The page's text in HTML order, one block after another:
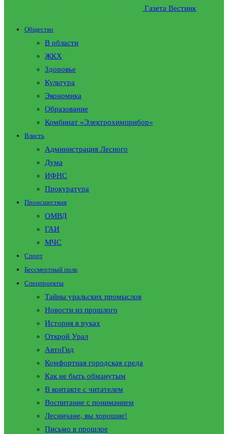
Газета Вестник
Общество
В области
ЖКХ
Здоровье
Культура
Экономика
Образование
Комбинат «Электрохимприбор»
Власть
Администрация Лесного
Дума
ИФНС
Прокуратура
Происшествия
ОМВД
ГАИ
МЧС
Спорт
Бессмертный полк
Спецпроекты
Тайны уральских промыслов
Новости из прошлого
История в руках
Открой Урал
АвтоГид
Комфортная городская среда
Как не быть обманутым
В контакте с читателем
Воспитание с пониманием
Лесничане, вы хорошие!
Письмо в прошлое